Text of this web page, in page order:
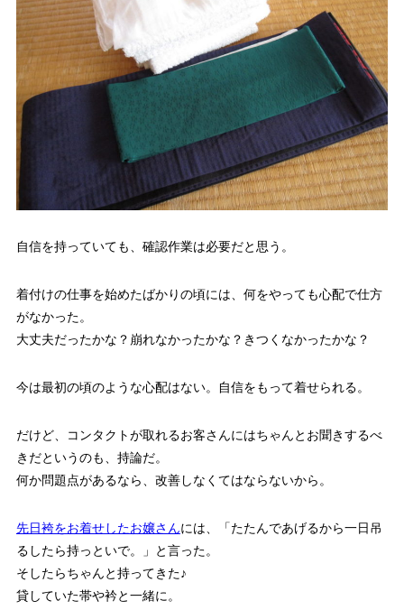
自信を持っていても、確認作業は必要だと思う。
着付けの仕事を始めたばかりの頃には、何をやっても心配で仕方
がなかった。
大丈夫だったかな？崩れなかったかな？きつくなかったかな？
今は最初の頃のような心配はない。自信をもって着せられる。
だけど、コンタクトが取れるお客さんにはちゃんとお聞きするべ
きだというのも、持論だ。
何か問題点があるなら、改善しなくてはならないから。
先日袴をお着せしたお嬢さんには、「たたんであげるから一日吊
るしたら持っといで。」と言った。
そしたらちゃんと持ってきた♪
貸していた帯や衿と一緒に。